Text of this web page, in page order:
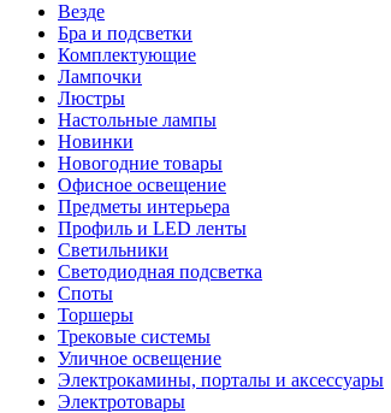
Везде
Бра и подсветки
Комплектующие
Лампочки
Люстры
Настольные лампы
Новинки
Новогодние товары
Офисное освещение
Предметы интерьера
Профиль и LED ленты
Светильники
Светодиодная подсветка
Споты
Торшеры
Трековые системы
Уличное освещение
Электрокамины, порталы и аксессуары
Электротовары